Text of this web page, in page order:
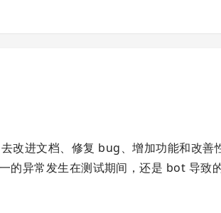
改进文档、修复 bug、增加功能和改善
的异常发生在测试期间，还是 bot 导致